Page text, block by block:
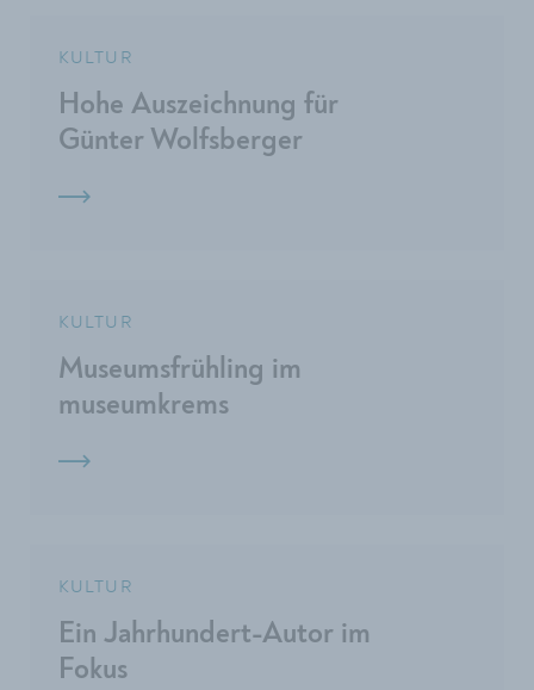
KULTUR
Hohe Auszeichnung für
Günter Wolfsberger
KULTUR
Museumsfrühling im
museumkrems
KULTUR
Ein Jahrhundert-Autor im
Fokus